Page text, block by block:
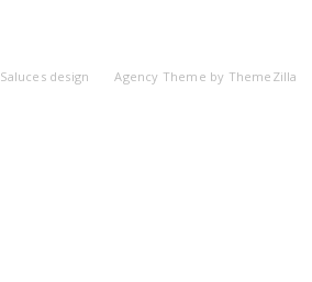
Saluces design Agency Theme by ThemeZilla